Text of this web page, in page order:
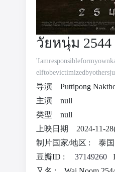
วัยหนุ่ม 2544
部
导演
Puttipong
主演
null
类型
null
上映日期
2024-11-
制片国家/地区 :
泰国
豆瓣ID :
37149260